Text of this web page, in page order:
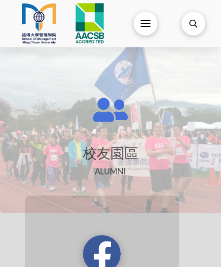
校友園區
ALUMNI